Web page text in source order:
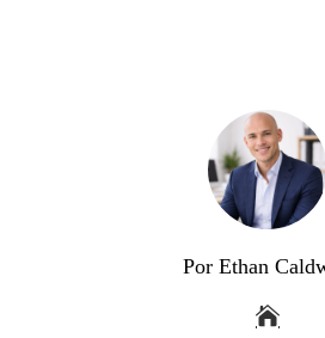
Por Ethan